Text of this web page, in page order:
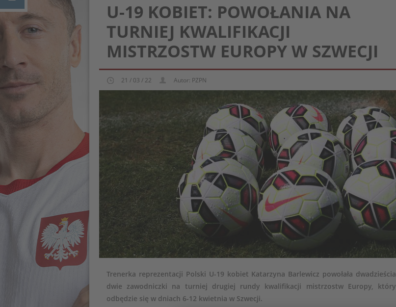
U-19 KOBIET: POWOŁANIA NA
TURNIEJ KWALIFIKACJI
MISTRZOSTW EUROPY W SZWECJI
21 / 03 / 22 Autor: PZPN
Trenerka reprezentacji Polski U-19 kobiet Katarzyna Barlewicz powołała dwadzieścia
dwie zawodniczki na turniej drugiej rundy kwalifikacji mistrzostw Europy, który
odbędzie się w dniach 6-12 kwietnia w Szwecji.